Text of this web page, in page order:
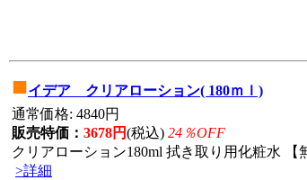
■イデア クリアローション( 180ｍｌ)
通常価格: 4840円
販売特価： 3678円(税込) 24％OFF
クリアローション180ml 拭き取り用化粧水 【
>詳細